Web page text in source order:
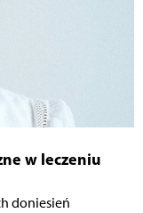
w leczeniu
doniesień